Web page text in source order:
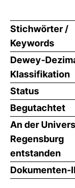
Stichwörter /
Keywords
Dewey-
Klassifikation
Status
Begutachtet
An der
Regensburg
entstanden
Dokumenten-